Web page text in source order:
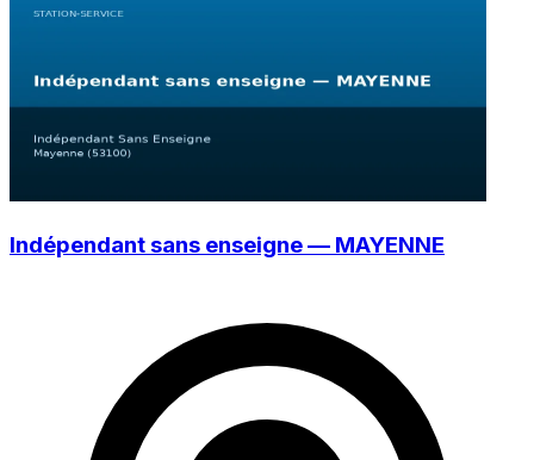
Indépendant sans enseigne — MAYENNE